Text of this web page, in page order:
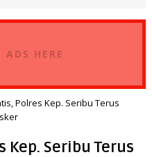
ADS HERE
Polres Kep. Seribu Terus
Kep. Seribu Terus